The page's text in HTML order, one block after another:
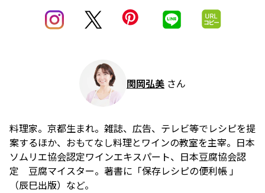
関岡弘美 さん
料理家。京都生まれ。雑誌、広告、テレビ等でレシピを提
案するほか、おもてなし料理とワインの教室を主宰。日本
ソムリエ協会認定ワインエキスパート、日本豆腐協会認
定 豆腐マイスター。著書に「保存レシピの便利帳 」
（辰巳出版）など。